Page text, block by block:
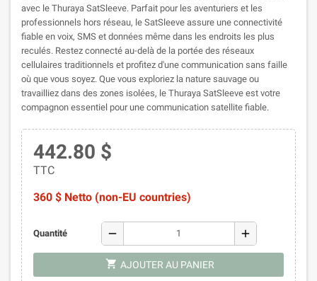
avec le Thuraya SatSleeve. Parfait pour les aventuriers et les
professionnels hors réseau, le SatSleeve assure une connectivité
fiable en voix, SMS et données même dans les endroits les plus
reculés. Restez connecté au-delà de la portée des réseaux
cellulaires traditionnels et profitez d'une communication sans faille
où que vous soyez. Que vous exploriez la nature sauvage ou
travailliez dans des zones isolées, le Thuraya SatSleeve est votre
compagnon essentiel pour une communication satellite fiable.
442.80 $
TTC
360 $ Netto (non-EU countries)
Quantité remove add
shopping_cart AJOUTER AU PANIER